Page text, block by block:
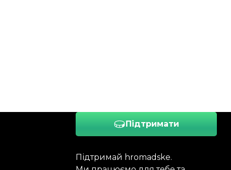
Підтримати
Підтримай hromadske.